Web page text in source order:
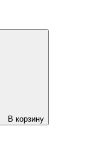
В корзину